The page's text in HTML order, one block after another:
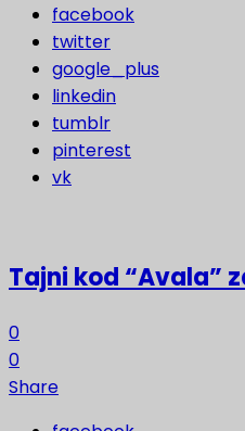
facebook
twitter
google_plus
linkedin
tumblr
pinterest
vk
Tajni kod “Avala”
0
0
Share